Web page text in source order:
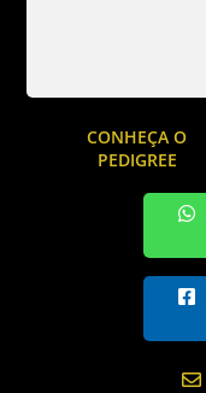
CONHEÇA O
PEDIGREE